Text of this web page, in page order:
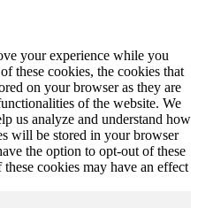
your experience while you
these cookies, the cookies that
on your browser as they are
of the website. We
us analyze and understand how
will be stored in your browser
the option to opt-out of these
cookies may have an effect